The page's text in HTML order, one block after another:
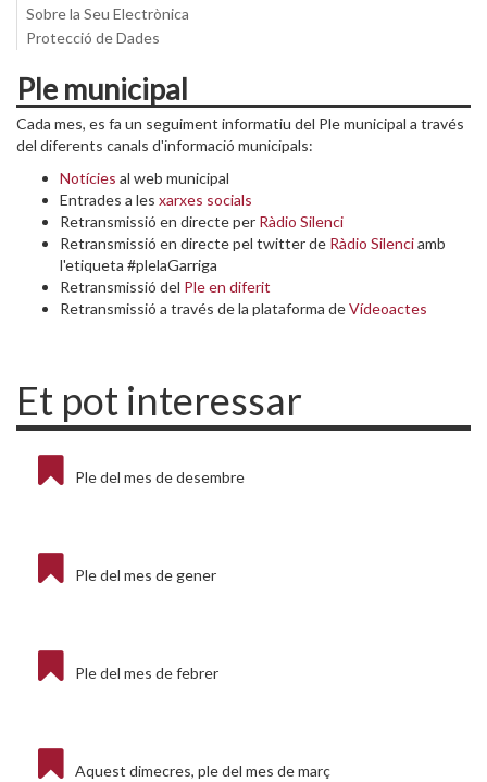
Sobre la Seu Electrònica
Protecció de Dades
Ple municipal
Cada mes, es fa un seguiment informatiu del Ple municipal a través
del diferents canals d'informació municipals:
Notícies al web municipal
Entrades a les xarxes socials
Retransmissió en directe per Ràdio Silenci
Retransmissió en directe pel twitter de Ràdio Silenciamb
l'etiqueta #plelaGarriga
Retransmissió del Ple en diferit
Retransmissió a través de la plataforma deVídeoactes
Et pot interessar
Ple del mes de desembre
Ple del mes de gener
Ple del mes de febrer
Aquest dimecres, ple del mes de març